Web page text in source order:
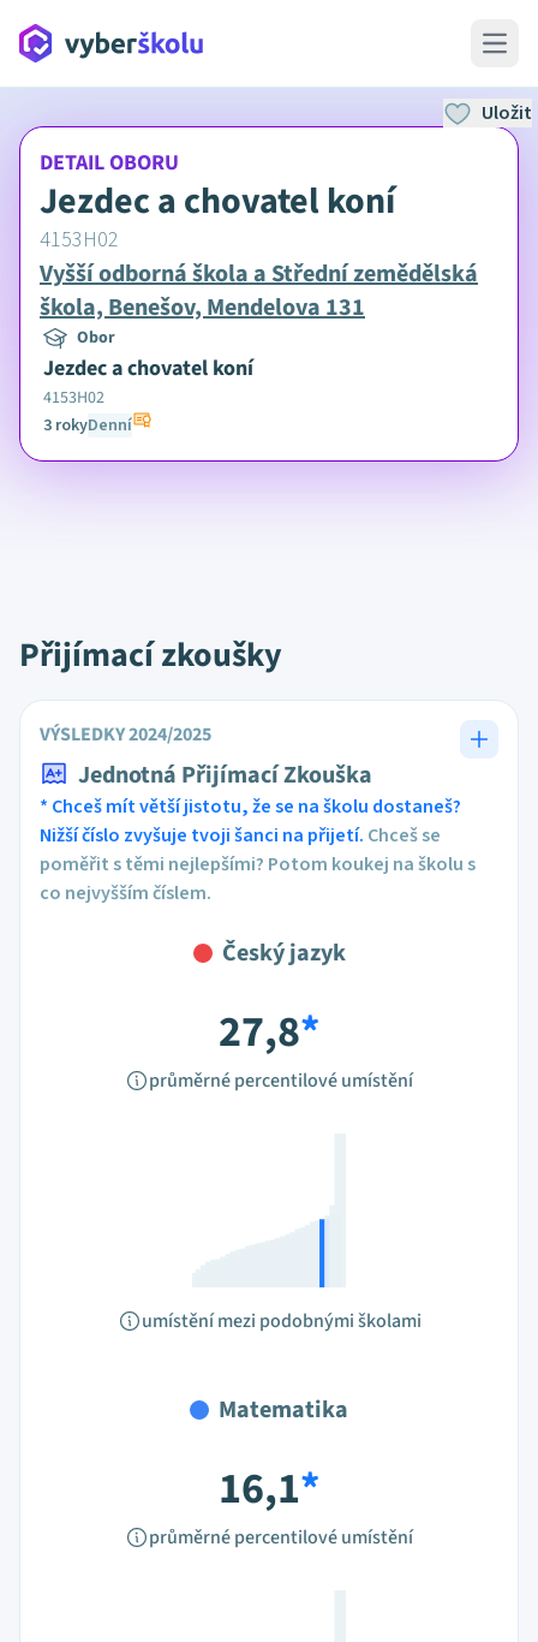
Open
DETAIL OBORU
Jezdec a chovatel koní
4153H02
Vyšší odborná škola a Střední zemědělská
škola, Benešov, Mendelova 131
Obor
Jezdec a chovatel koní
4153H02
3 rokyDenní
Uložit
Přijímací zkoušky
VÝSLEDKY 2024/2025
Jednotná Přijímací Zkouška
* Chceš mít větší jistotu, že se na školu dostaneš?
Nižší číslo zvyšuje tvoji šanci na přijetí. Chceš se
poměřit s těmi nejlepšími? Potom koukej na školu s
co nejvyšším číslem.
Český jazyk
27,8*
průměrné percentilové umístění
umístění mezi podobnými školami
Matematika
16,1*
průměrné percentilové umístění